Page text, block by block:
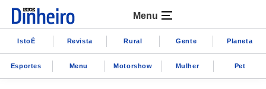
Menu
IstoÉ Revista Rural Gente Planeta
Esportes Menu Motorshow Mulher Pet